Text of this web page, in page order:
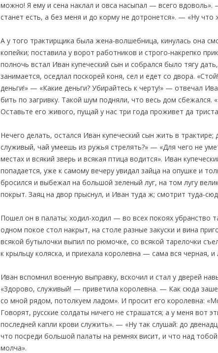
можно! Я ему и сена наклал и овса насыпал — всего
станет есть, а без меня и до корму не дотронется». — «Ну
А у того трактирщика была жена-волшебница, кинулась она
копейки; поставила у ворот работников и строго-накрепко
полночь встал Иван купеческий сын и собрался было тягу
занимается, оседлал поскорей коня, сел и едет со двора.
деньги!» — «Какие деньги? Убирайтесь к черту!» — отвечал
бить по загривку. Такой шум подняли, что весь дом
Оставьте его живого, пущай у нас три года проживет да
Нечего делать, остался Иван купеческий сын жить в
служивый, чай умеешь из ружья стрелять?» — «Для чего не
местах и всякий зверь и всякая птица водится». Иван
попадается, уже к самому вечеру увидал зайца на опушке и
бросился и выбежал на большой зеленый луг, на том лугу
покрыт. Заяц на двор прыснул, и Иван туда ж; смотрит туда-
Пошел он в палаты; ходил-ходил — во всех покоях убранство
одном покое стол накрыт, на столе разные закуски и вина
всякой бутылочки выпил по рюмочке, со всякой тарелочки
к крыльцу коляска, и приехала королевна — сама вся черная,
Иван вспомнил военную выправку, вскочил и стал у дверей
«Здорово, служивый! — приветила королевна. — Как сюда
со мной рядом, потолкуем ладом». И просит его королевна:
Говорят, русские солдаты ничего не страшатся; а у меня
последней капли крови служить». — «Ну так слушай: до
что посреди большой палаты на ремнях висит, и что над
молча».